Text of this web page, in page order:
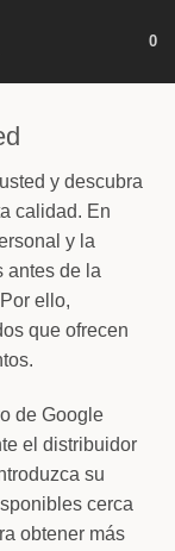
0
y descubra
calidad. En
y la
antes de la
ello,
que ofrecen
de Google
el distribuidor
su
cerca
obtener más